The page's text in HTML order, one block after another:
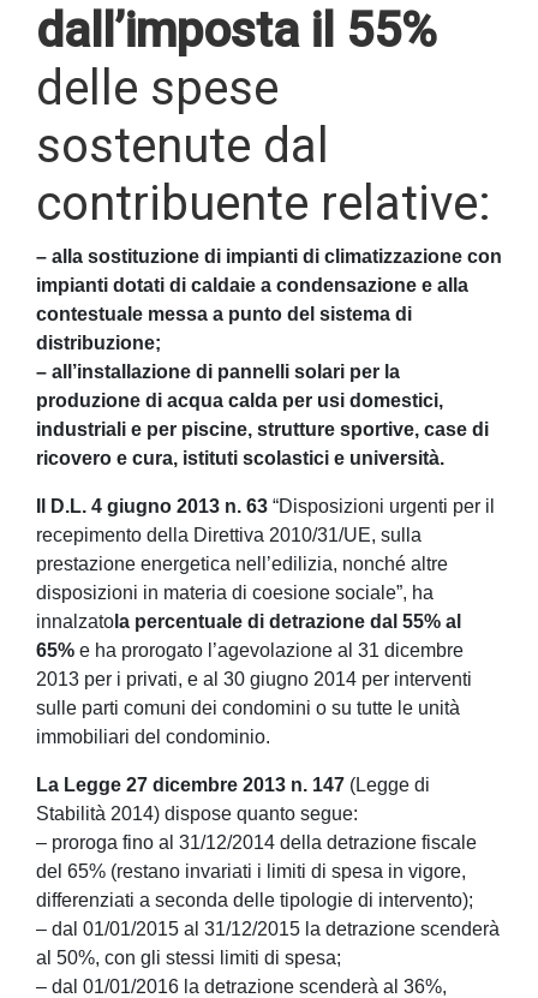
dall’imposta il 55%
delle spese
sostenute dal
contribuente relative:
– alla sostituzione di impianti di climatizzazione con
impianti dotati di caldaie a condensazione e alla
contestuale messa a punto del sistema di
distribuzione;
– all’installazione di pannelli solari per la
produzione di acqua calda per usi domestici,
industriali e per piscine, strutture sportive, case di
ricovero e cura, istituti scolastici e università.
Il D.L. 4 giugno 2013 n. 63 “Disposizioni urgenti per il
recepimento della Direttiva 2010/31/UE, sulla
prestazione energetica nell’edilizia, nonché altre
disposizioni in materia di coesione sociale”, ha
innalzato la percentuale di detrazione dal 55% al
65% e ha prorogato l’agevolazione al 31 dicembre
2013 per i privati, e al 30 giugno 2014 per interventi
sulle parti comuni dei condomini o su tutte le unità
immobiliari del condominio.
La Legge 27 dicembre 2013 n. 147 (Legge di
Stabilità 2014) dispose quanto segue:
– proroga fino al 31/12/2014 della detrazione fiscale
del 65% (restano invariati i limiti di spesa in vigore,
differenziati a seconda delle tipologie di intervento);
– dal 01/01/2015 al 31/12/2015 la detrazione scenderà
al 50%, con gli stessi limiti di spesa;
– dal 01/01/2016 la detrazione scenderà al 36%,